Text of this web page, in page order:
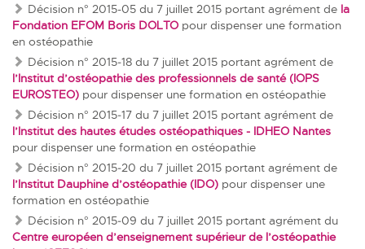
Décision n° 2015-05 du 7 juillet 2015 portant agrément de la
Fondation EFOM Boris DOLTO pour dispenser une formation
en ostéopathie
Décision n° 2015‐18 du 7 juillet 2015 portant agrément de
l’Institut d’ostéopathie des professionnels de santé (IOPS
EUROSTEO) pour dispenser une formation en ostéopathie
Décision n° 2015‐17 du 7 juillet 2015 portant agrément de
l’Institut des hautes études ostéopathiques - IDHEO Nantes
pour dispenser une formation en ostéopathie
Décision n° 2015‐20 du 7 juillet 2015 portant agrément de
l’Institut Dauphine d’ostéopathie (IDO) pour dispenser une
formation en ostéopathie
Décision n° 2015‐09 du 7 juillet 2015 portant agrément du
Centre européen d’enseignement supérieur de l’ostéopathie